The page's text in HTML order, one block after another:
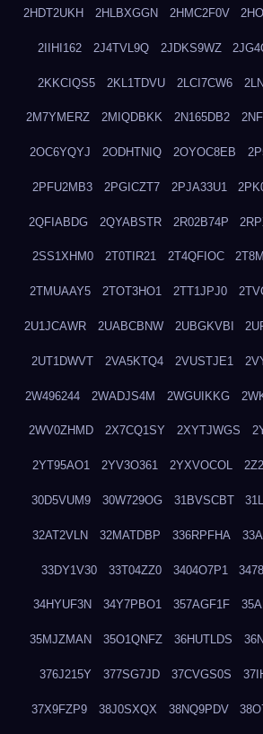
2HDT2UKH 2HLBXGGN 2HMC2F0V
2IIHI162 2J4TVL9Q 2JDKS9WZ
2KKCIQS5 2KL1TDVU 2LCI7CW6
2M7YMERZ 2MIQDBKK 2N165DB2
2OC6YQYJ 2ODHTNIQ 2OYOC8EB
2PFU2MB3 2PGICZT7 2PJA33U1
2QFIABDG 2QYABSTR 2R02B74P
2SS1XHM0 2T0TIR21 2T4QFIOC
2TMUAAY5 2TOT3HO1 2TT1JPJ0
2U1JCAWR 2UABCBNW 2UBGKVBI
2UT1DWVT 2VA5KTQ4 2VUSTJE1
2W496244 2WADJS4M 2WGUIKKG
2WV0ZHMD 2X7CQ1SY 2XYTJWGS
2YT95AO1 2YV3O361 2YXVOCOL
30D5VUM9 30W729OG 31BVSCBT
32AT2VLN 32MATDBP 336RPFHA
33DY1V30 33T04ZZ0 3404O7P1
34HYUF3N 34Y7PBO1 357AGF1F
35MJZMAN 35O1QNFZ 36HUTLDS
376J215Y 377SG7JD 37CVGS0S
37X9FZP9 38J0SXQX 38NQ9PDV